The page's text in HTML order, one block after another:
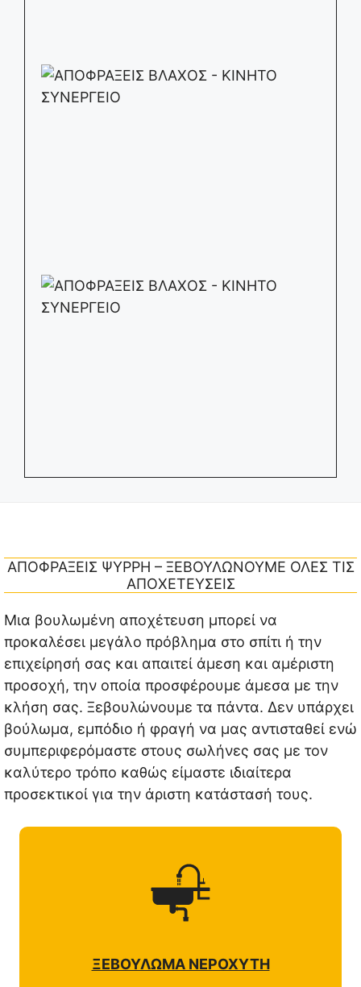
ΑΠΟΦΡΑΞΕΙΣ ΨΥΡΡΗ – ΞΕΒΟΥΛΩΝΟΥΜΕ ΟΛΕΣ ΤΙΣ
ΑΠΟΧΕΤΕΥΣΕΙΣ
Μια βουλωμένη αποχέτευση μπορεί να
προκαλέσει μεγάλο πρόβλημα στο σπίτι ή την
επιχείρησή σας και απαιτεί άμεση και αμέριστη
προσοχή, την οποία προσφέρουμε άμεσα με την
κλήση σας. Ξεβουλώνουμε τα πάντα. Δεν υπάρχει
βούλωμα, εμπόδιο ή φραγή να μας αντισταθεί ενώ
συμπεριφερόμαστε στους σωλήνες σας με τον
καλύτερο τρόπο καθώς είμαστε ιδιαίτερα
προσεκτικοί για την άριστη κατάστασή τους.
ΞΕΒΟΥΛΩΜΑ ΝΕΡΟΧΥΤΗ